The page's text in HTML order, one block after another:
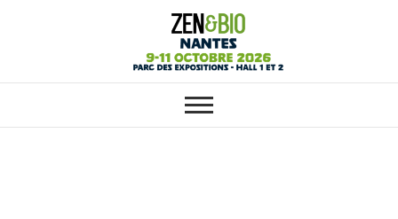
Salon ZEN & BIO
Nantes
SALON ZEN & BIO NANTES :
VOTRE SALON BIO, BIEN-ÊTRE
ET HABITAT SAIN